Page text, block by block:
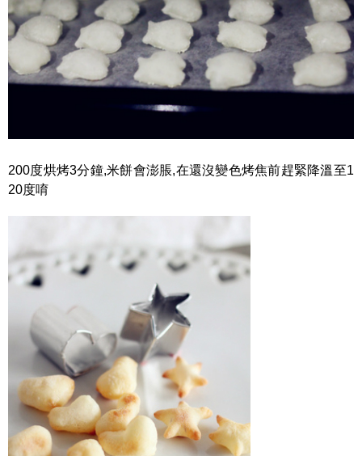
200度烘烤3分鐘,米餅會澎脹,在還沒變色烤焦前趕緊降溫至1
20度唷